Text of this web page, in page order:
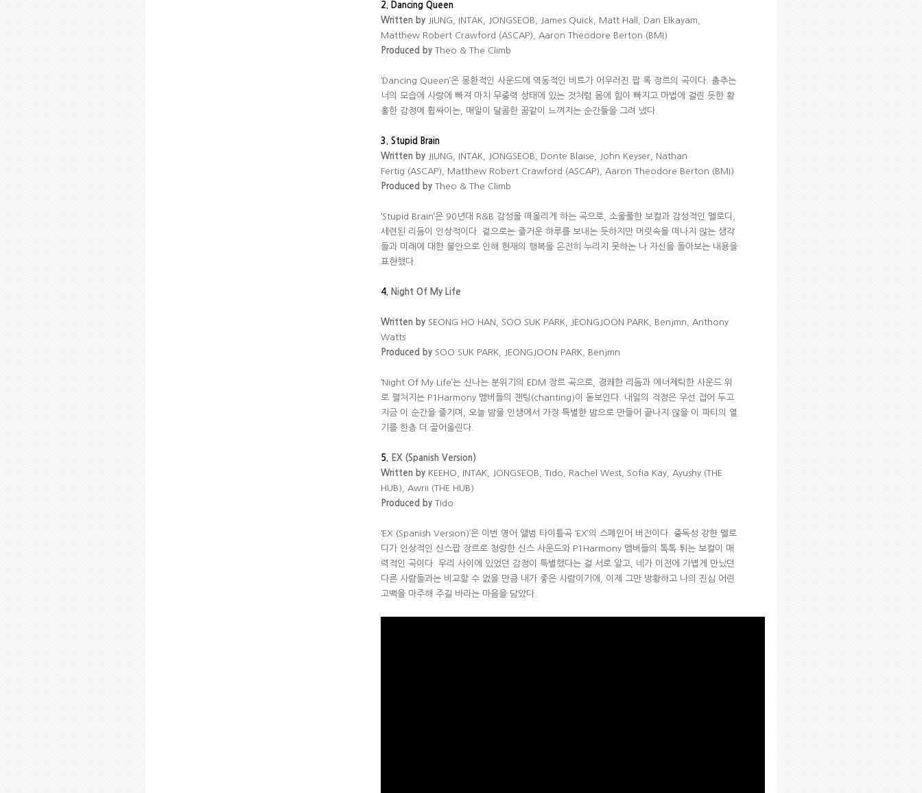
2. Dancing Queen
Written by JIUNG, INTAK, JONGSEOB, James Quick, Matt Hall, Dan Elkayam,
Matthew Robert Crawford (ASCAP), Aaron Theodore Berton (BMI)
Produced by Theo & The Climb
‘Dancing Queen’은 몽환적인 사운드에 역동적인 비트가 어우러진 팝 록 장르의 곡이다
춤추는
너의 모습에 사랑에 빠져 마치 무중력 상태에 있는 것처럼 몸에 힘이 빠지고 마법에 걸린 듯한 황
홀한 감정에 휩싸이는
매일이 달콤한 꿈같이 느껴지는 순간들을 그려 냈다
3. Stupid Brain
Written by JIUNG, INTAK, JONGSEOB, Donte Blaise, John Keyser, Nathan
Fertig (ASCAP), Matthew Robert Crawford (ASCAP), Aaron Theodore Berton (BMI)
Produced by Theo & The Climb
‘Stupid Brain’은 90 년대 R&B 감성을 떠올리게 하는 곡으로 소울풀한 보컬과 감성적인 멜로디
세련된 리듬이 인상적이다
겉으로는 즐거운 하루를 보내는 듯하지만 머릿속을 떠나지 않는 생각
들과 미래에 대한 불안으로 인해 현재의 행복을 온전히 누리지 못하는 나 자신을 돌아보는 내용을
표현했다
4. Night Of My Life
Written by SEONG HO HAN, SOO SUK PARK, JEONGJOON PARK, Benjmn, Anthony
Watts
Produced by SOO SUK PARK, JEONGJOON PARK, Benjmn
‘Night Of My Life’는 신나는 분위기의 EDM 장르 곡으로
경쾌한 리듬과 에너제틱한 사운드 위
로 펼쳐지는 P1Harmony 멤버들의 챈팅 (chanting)이 돋보인다
내일의 걱정은 우선 접어 두고
지금 이 순간을 즐기며
오늘 밤을 인생에서 가장 특별한 밤으로 만들어 끝나지 않을 이 파티의 열
기를 한층 더 끌어올린다
5.
EX (Spanish Version)
Written by KEEHO, INTAK, JONGSEOB, Tido, Rachel West, Sofia Kay, Ayushy (THE
HUB), Awrii (THE HUB)
Produced by Tido
‘EX (Spanish Version)’은 이번 영어 앨범 타이틀곡 ‘EX’의 스페인어 버전이다
중독성 강한 멜로
디가 인상적인 신스팝 장르로 청량한 신스 사운드와 P1Harmony 멤버들의 톡톡 튀는 보컬이 매
력적인 곡이다
우리 사이에 있었던 감정이 특별했다는 걸 서로 알고
네가 이전에 가볍게 만났던
다른 사람들과는 비교할 수 없을 만큼 내가 좋은 사람이기에
이제 그만 방황하고 나의 진심 어린
고백을 마주해 주길 바라는 마음을 담았다